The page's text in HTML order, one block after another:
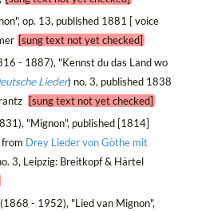
op. 13, published 1881 [ voice
[sung text not yet checked]
- 1887), "Kennst du das Land wo
Lieder) no. 3, published 1838
[sung text not yet checked]
"Mignon", published [1814]
Drey Lieder von Göthe mit
3, Leipzig: Breitkopf & Härtel
(1868 - 1952), "Lied van Mignon",